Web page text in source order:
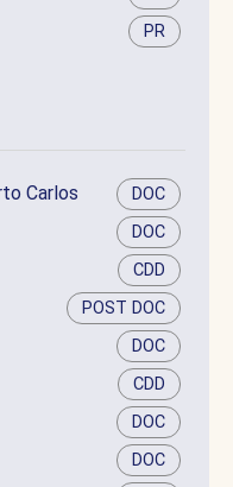
PR
Carlos DOC
DOC
CDD
POST DOC
DOC
CDD
DOC
DOC